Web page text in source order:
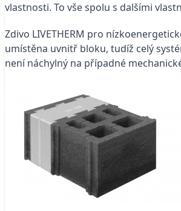
vlastnosti. To vše spolu s dalšími
Zdivo LIVETHERM pro
umístěna uvnitř bloku, tudíž celý
není náchylný na případné